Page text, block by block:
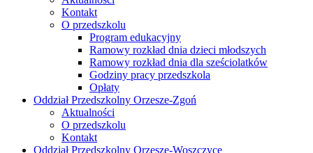
Kontakt
O przedszkolu
Program edukacyjny
Ramowy rozkład dnia dzieci młodszych
Ramowy rozkład dnia dla sześciolatków
Godziny pracy przedszkola
Opłaty
Oddział Przedszkolny Orzesze-Zgoń
Aktualności
O przedszkolu
Kontakt
Oddział Przedszkolny Orzesze-Woszczyce